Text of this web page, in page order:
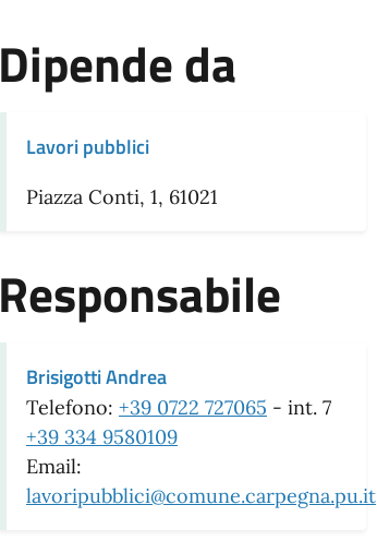
Dipende da
Lavori pubblici
Piazza Conti, 1, 61021
Responsabile
Brisigotti Andrea
Telefono: +39 0722 727065 - int. 7
+39 334 9580109
Email:
lavoripubblici@comune.carpegna.pu.it